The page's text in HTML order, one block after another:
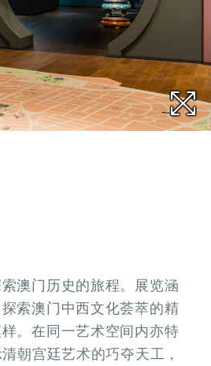
澳门历史的旅程。展览涵
索澳门中西文化荟萃的精
。在同一艺术空间内亦特
朝宫廷艺术的巧夺天工，